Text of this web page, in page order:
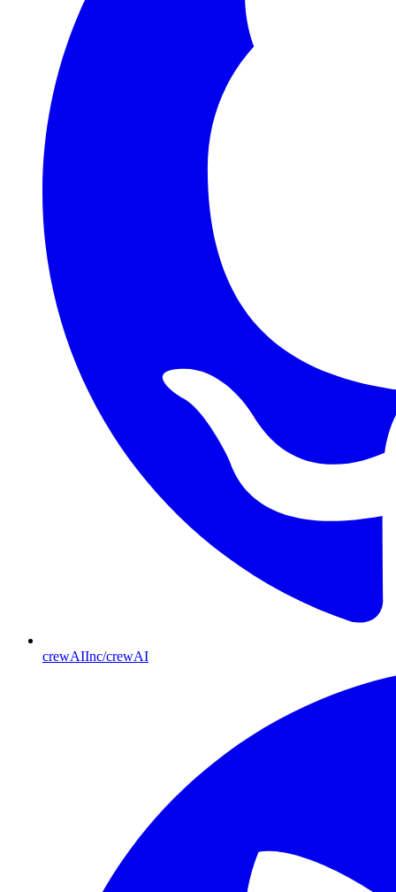
crewAIInc/crewAI